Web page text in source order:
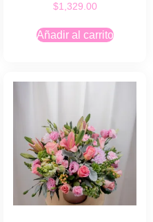
$1,329.00
Añadir al carrito